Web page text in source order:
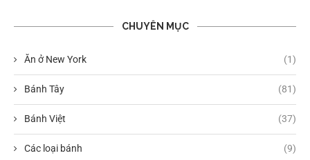
CHUYÊN MỤC
Ăn ở New York (1)
Bánh Tây (81)
Bánh Việt (37)
Các loại bánh (9)